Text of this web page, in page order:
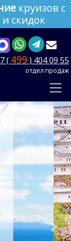
круизов с
скидок
( 499 ) 404 09 55
отдел продаж